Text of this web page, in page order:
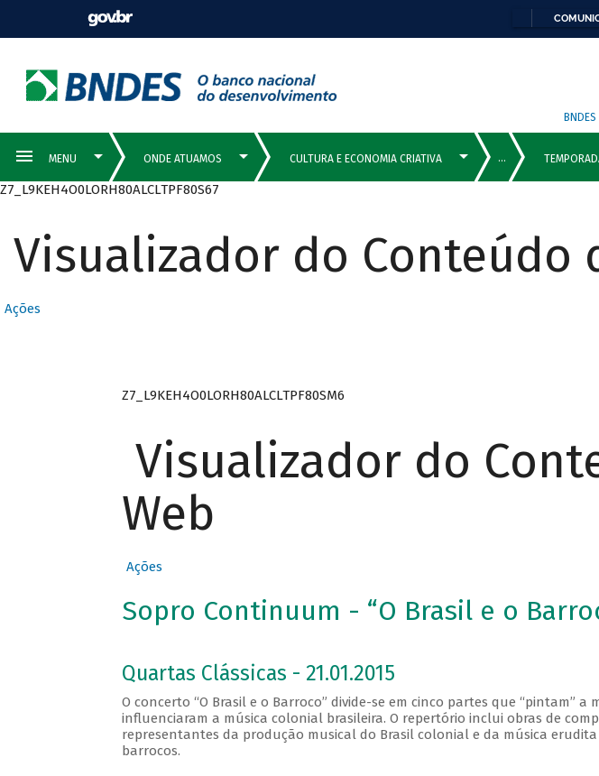
BNDES
Z7_L9KEH4O0LORH80ALCLTPF80S67
Visualizador do Conteúdo
Ações
Z7_L9KEH4O0LORH80ALCLTPF80SM6
Visualizador do
Web
Ações
Sopro Continuum - “O Brasil e o
Quartas Clássicas - 21.01.2015
O concerto “O Brasil e o Barroco” divide-se em cinco partes que “pintam” a
influenciaram a música colonial brasileira. O repertório inclui obras de
representantes da produção musical do Brasil colonial e da música
barrocos.